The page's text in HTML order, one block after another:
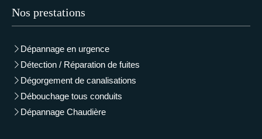
Nos prestations
Dépannage en urgence
Détection / Réparation de fuites
Dégorgement de canalisations
Débouchage tous conduits
Dépannage Chaudière